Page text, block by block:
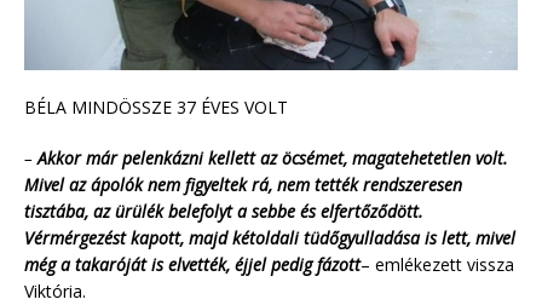
BÉLA MINDÖSSZE 37 ÉVES VOLT
–Akkor már pelenkázni kellett az öcsémet, magatehetetlen volt.
Mivel az ápolók nem figyeltek rá, nem tették rendszeresen
tisztába, az ürülék belefolyt a sebbe és elfertőződött.
Vérmérgezést kapott, majd kétoldali tüdőgyulladása is lett, mivel
még a takaróját is elvették, éjjel pedig fázott– emlékezett vissza
Viktória.